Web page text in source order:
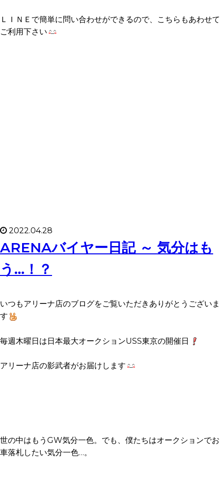
ＬＩＮＥで簡単に問い合わせができるので、こちらもあわせて
ご利用下さい
2022.04.28
ARENAバイヤー日記 ～ 気分はも
う…！？
いつもアリーナ店のブログをご覧いただきありがとうございま
す
毎週木曜日は日本最大オークションUSS東京の開催日
アリーナ店の影武者がお届けします
世の中はもうGW気分一色。でも、僕たちはオークションでお
車落札したい気分一色…。